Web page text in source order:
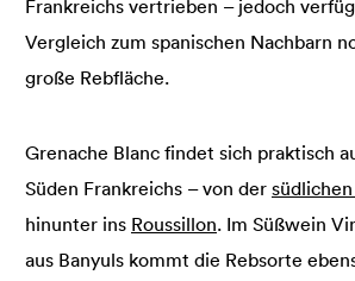
Frankreichs vertrieben – jedoch
Vergleich zum spanischen Nachbarn
große Rebfläche.
Grenache Blanc findet sich praktisch
Süden Frankreichs – von der
hinunter ins Roussillon. Im Süßwein
aus Banyuls kommt die Rebsorte